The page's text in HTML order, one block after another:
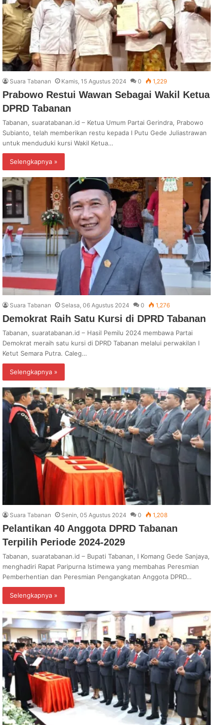
Suara Tabanan Kamis, 15 Agustus 2024 0 1,229
Prabowo Restui Wawan Sebagai Wakil Ketua
DPRD Tabanan
Tabanan, suaratabanan.id – Ketua Umum Partai Gerindra, Prabowo
Subianto, telah memberikan restu kepada I Putu Gede Juliastrawan
untuk menduduki kursi Wakil Ketua…
Selengkapnya »
Suara Tabanan Selasa, 06 Agustus 2024 0 1,276
Demokrat Raih Satu Kursi di DPRD Tabanan
Tabanan, suaratabanan.id – Hasil Pemilu 2024 membawa Partai
Demokrat meraih satu kursi di DPRD Tabanan melalui perwakilan I
Ketut Semara Putra. Caleg…
Selengkapnya »
Suara Tabanan Senin, 05 Agustus 2024 0 1,208
Pelantikan 40 Anggota DPRD Tabanan
Terpilih Periode 2024-2029
Tabanan, suaratabanan.id – Bupati Tabanan, I Komang Gede Sanjaya,
menghadiri Rapat Paripurna Istimewa yang membahas Peresmian
Pemberhentian dan Peresmian Pengangkatan Anggota DPRD…
Selengkapnya »